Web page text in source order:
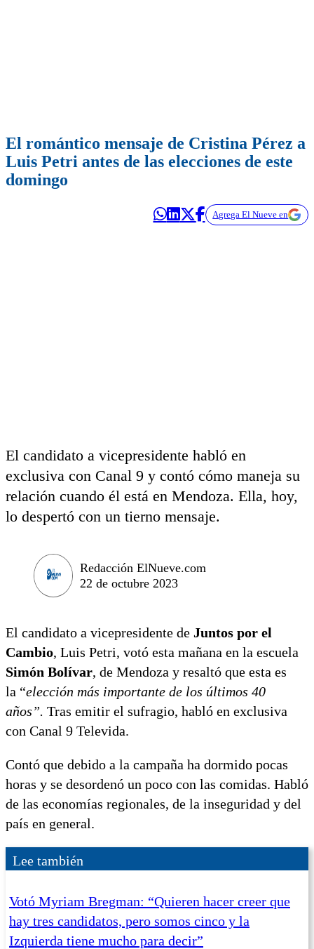
El romántico mensaje de Cristina Pérez a
Luis Petri antes de las elecciones de este
domingo
Agrega El Nueve en
El candidato a vicepresidente habló en
exclusiva con Canal 9 y contó cómo maneja su
relación cuando él está en Mendoza. Ella, hoy,
lo despertó con un tierno mensaje.
Redacción ElNueve.com
22 de octubre 2023
El candidato a vicepresidente de Juntos por el
Cambio, Luis Petri, votó esta mañana en la escuela
Simón Bolívar, de Mendoza y resaltó que esta es
la “elección más importante de los últimos 40
años”. Tras emitir el sufragio, habló en exclusiva
con Canal 9 Televida.
Contó que debido a la campaña ha dormido pocas
horas y se desordenó un poco con las comidas. Habló
de las economías regionales, de la inseguridad y del
país en general.
Lee también
Votó Myriam Bregman: “Quieren hacer creer que
hay tres candidatos, pero somos cinco y la
Izquierda tiene mucho para decir”